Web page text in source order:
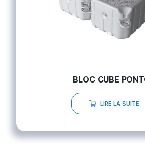
BLOC CUBE
LIRE LA SUITE